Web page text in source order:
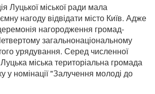
Луцької міської ради мала
нагоду відвідати місто Київ. Адже
нагородження громад-
загальнонаціональному
урядування. Серед численної
Луцька міська територіальна громада
у номінації "Залучення молоді до